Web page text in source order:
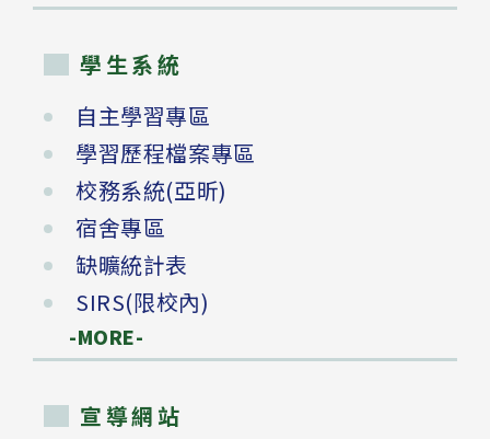
學生系統
自主學習專區
學習歷程檔案專區
校務系統(亞昕)
宿舍專區
缺曠統計表
SIRS(限校內)
-MORE-
宣導網站